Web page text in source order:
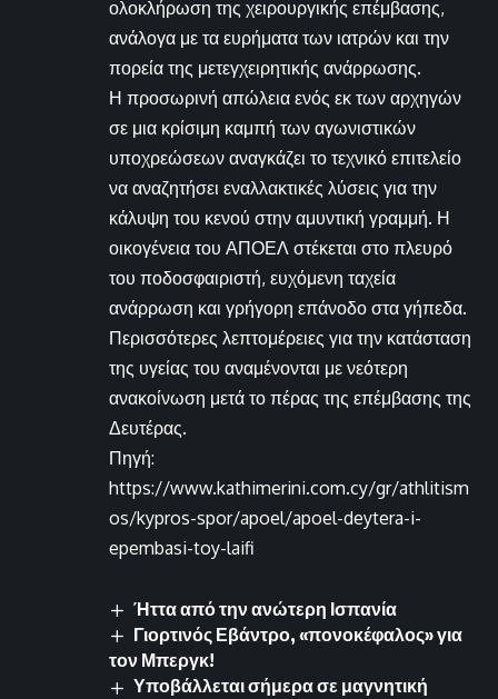
ολοκλήρωση της χειρουργικής επέμβασης,
ανάλογα με τα ευρήματα των ιατρών και την
πορεία της μετεγχειρητικής ανάρρωσης.
Η προσωρινή απώλεια ενός εκ των αρχηγών
σε μια κρίσιμη καμπή των αγωνιστικών
υποχρεώσεων αναγκάζει το τεχνικό επιτελείο
να αναζητήσει εναλλακτικές λύσεις για την
κάλυψη του κενού στην αμυντική γραμμή. Η
οικογένεια του ΑΠΟΕΛ στέκεται στο πλευρό
του ποδοσφαιριστή, ευχόμενη ταχεία
ανάρρωση και γρήγορη επάνοδο στα γήπεδα.
Περισσότερες λεπτομέρειες για την κατάσταση
της υγείας του αναμένονται με νεότερη
ανακοίνωση μετά το πέρας της επέμβασης της
Δευτέρας.
Πηγή:
https://www.kathimerini.com.cy/gr/athlitism
os/kypros-spor/apoel/apoel-deytera-i-
epembasi-toy-laifi
Ήττα από την ανώτερη Ισπανία
Γιορτινός Εβάντρο, «πονοκέφαλος» για
τον Μπεργκ!
Υποβάλλεται σήμερα σε μαγνητική